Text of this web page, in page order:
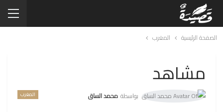
الصفحة الرئيسية المغرب
مشاهد
المغرب بواسطة محمد الساق